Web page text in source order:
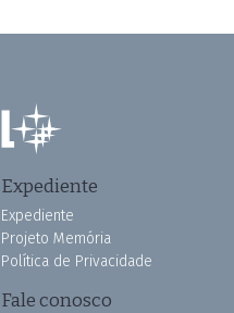
Expediente
Expediente
Projeto Memória
Política de Privacidade
Fale conosco